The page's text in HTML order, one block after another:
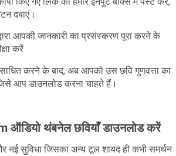
दबाएं।
आपकी जानकारी का प्रसंस्करण पूरा करने के
करें
करने के बाद, अब आपको उस छवि गुणवत्ता का
आप डाउनलोड करना चाहते हैं।
ऑडियो थंबनेल छवियाँ डाउनलोड करें
सुविधा जिसका अन्य टूल शायद ही कभी समर्थन